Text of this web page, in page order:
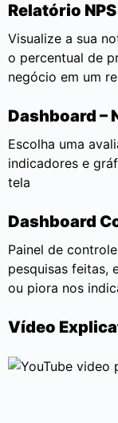
Relatório NPS
Visualize a sua
o percentual de
negócio em um
Dashboard –
Escolha uma
indicadores e
tela
Dashboard
Painel de
pesquisas feitas,
ou piora nos
Vídeo